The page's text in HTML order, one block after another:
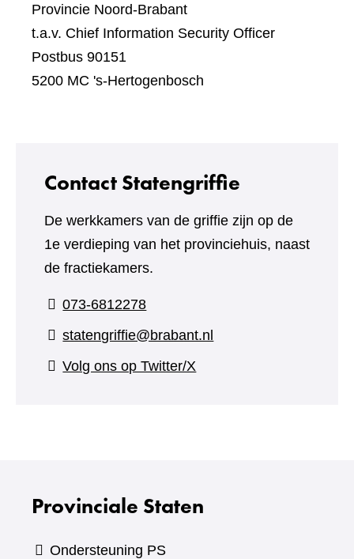
Provincie Noord-Brabant
t.a.v. Chief Information Security Officer
Postbus 90151
5200 MC 's-Hertogenbosch
Contact Statengriffie
De werkkamers van de griffie zijn op de
1e verdieping van het provinciehuis, naast
de fractiekamers.
073-6812278
statengriffie@brabant.nl
Volg ons op Twitter/X
Provinciale Staten
Ondersteuning PS